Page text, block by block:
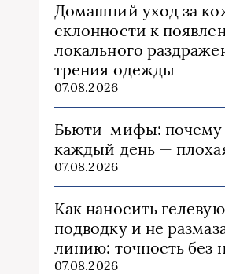
Домашний уход за
склонности к
локального
трения одежды
07.08.2026
Бьюти‑мифы: почему
каждый день —
07.08.2026
Как наносить гелевую
подводку и не
линию: точность без
07.08.2026